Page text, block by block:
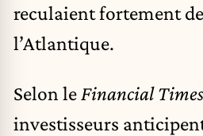
reculaient fortement
l’Atlantique.
Selon le Financial Times
investisseurs